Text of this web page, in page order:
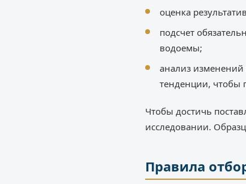
оценка
подсчет
водоемы;
анализ изменений
тенденции, чтобы
Чтобы достичь
исследовании.
Правила